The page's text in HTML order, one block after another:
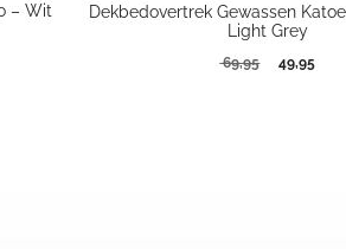
– Wit
Dekbedovertrek Gewassen
Light Grey
69,95 49,95